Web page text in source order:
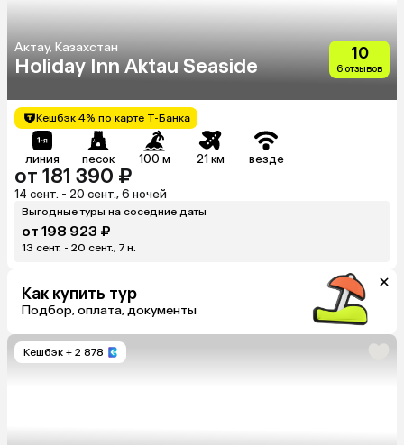
Актау, Казахстан
Holiday Inn Aktau Seaside
10
6 отзывов
Кешбэк 4% по карте Т-Банка
линия песок 100 м 21 км везде
от 181 390 ₽
14 сент. - 20 сент., 6 ночей
Выгодные туры на соседние даты
от 198 923 ₽
13 сент. - 20 сент., 7 н.
Как купить тур
Подбор, оплата, документы
Кешбэк + 2 878